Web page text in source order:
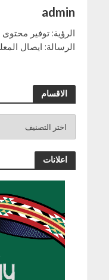
admin
الرؤية: توفير
الرسالة: ايصال
الاقسام
اعلانات